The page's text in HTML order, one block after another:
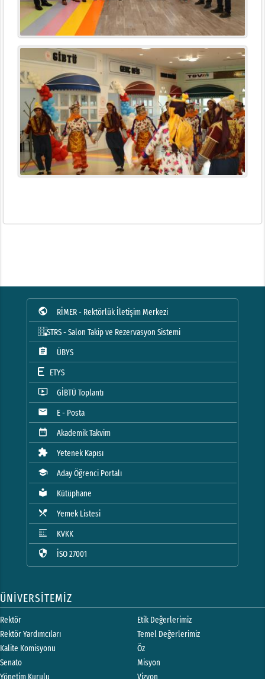
public
RİMER - Rektörlük İletişim Merkezi
STRS - Salon Takip ve Rezervasyon Sistemi
assignment
ÜBYS
ETYS
ondemand_video
GİBTÜ Toplantı
mail
E - Posta
date_range
Akademik Takvim
extension
Yetenek Kapısı
school
Aday Öğrenci Portalı
local_library
Kütüphane
local_dining
Yemek Listesi
blur_linear
KVKK
security
İSO 27001
ÜNİVERSİTEMİZ
Rektör
Rektör Yardımcıları
Kalite Komisyonu
Senato
Etik Değerlerimiz
Temel Değerlerimiz
Öz
Misyon